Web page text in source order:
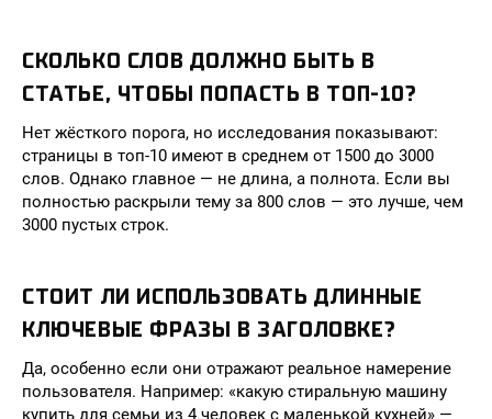
СКОЛЬКО СЛОВ ДОЛЖНО БЫТЬ В
СТАТЬЕ, ЧТОБЫ ПОПАСТЬ В ТОП-10?
Нет жёсткого порога, но исследования показывают:
страницы в топ-10 имеют в среднем от 1500 до 3000
слов. Однако главное — не длина, а полнота. Если вы
полностью раскрыли тему за 800 слов — это лучше, чем
3000 пустых строк.
СТОИТ ЛИ ИСПОЛЬЗОВАТЬ ДЛИННЫЕ
КЛЮЧЕВЫЕ ФРАЗЫ В ЗАГОЛОВКЕ?
Да, особенно если они отражают реальное намерение
пользователя. Например: «какую стиральную машину
купить для семьи из 4 человек с маленькой кухней» —